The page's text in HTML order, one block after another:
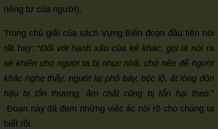
riêng tư của người).
Trong chú giải của sách Vựng Biên đoạn đầu tiên nói
rất hay: “Đối với hạnh xấu của kẻ khác, gọi là nói ra
sẽ khiến cho người ta bị nhục nhã, chớ nên để người
khác nghe thấy, người lại phô bày, bộc lộ, ắt lòng đôn
hậu bị tổn thương, âm chất cũng bị tổn hại theo.”
Đoạn này đã đem những việc ác nói rõ cho chúng ta
biết rồi.